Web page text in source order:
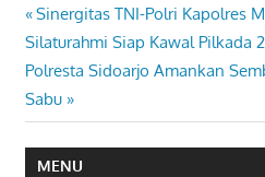
Navigasi
pos
Previous
Post:
Sinergitas TNI-Polri Kapolres
Silaturahmi Siap Kawal Pilkada
Next
Post:
Polresta Sidoarjo Amankan
Sabu
MENU